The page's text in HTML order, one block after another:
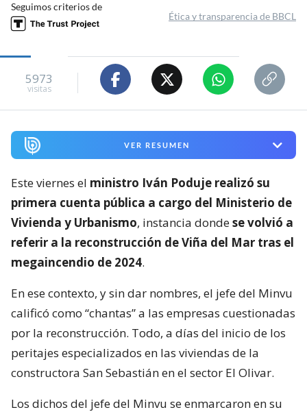
Seguimos criterios de
Ética y transparencia de BBCL
5973
visitas
VER RESUMEN
Este viernes el ministro Iván Poduje realizó su
primera cuenta pública a cargo del Ministerio de
Vivienda y Urbanismo, instancia dondese volvió a
referir a la reconstrucción de Viña del Mar tras el
megaincendio de 2024.
En ese contexto, y sin dar nombres, el jefe del Minvu
calificó como “chantas” a las empresas cuestionadas
por la reconstrucción. Todo, a días del inicio de los
peritajes especializados en las viviendas de la
constructora San Sebastián en el sector El Olivar.
Los dichos del jefe del Minvu se enmarcaron en su